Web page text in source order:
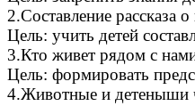
2.Составление рассказа
Цель: учить детей
3.Кто живет рядом с
Цель: формировать
4.Животные и детеныши